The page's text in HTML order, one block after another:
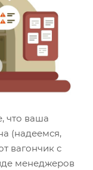
что ваша
(надеемся,
вагончик с
менеджеров